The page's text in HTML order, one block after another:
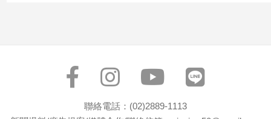
稿
聯絡電話：(02)2889-1113